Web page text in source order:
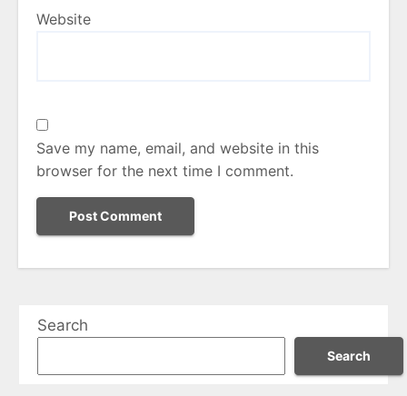
Website
Save my name, email, and website in this
browser for the next time I comment.
Search
Search